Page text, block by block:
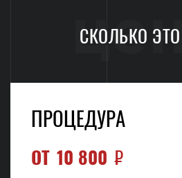
СКОЛЬКО ЭТО
ПРОЦЕДУРА
ОТ 10 800 ₽